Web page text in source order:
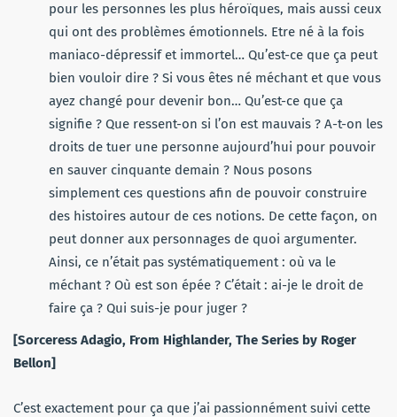
pour les personnes les plus héroïques, mais aussi ceux
qui ont des problèmes émotionnels. Etre né à la fois
maniaco-dépressif et immortel… Qu’est-ce que ça peut
bien vouloir dire ? Si vous êtes né méchant et que vous
ayez changé pour devenir bon… Qu’est-ce que ça
signifie ? Que ressent-on si l’on est mauvais ? A-t-on les
droits de tuer une personne aujourd’hui pour pouvoir
en sauver cinquante demain ? Nous posons
simplement ces questions afin de pouvoir construire
des histoires autour de ces notions. De cette façon, on
peut donner aux personnages de quoi argumenter.
Ainsi, ce n’était pas systématiquement : où va le
méchant ? Où est son épée ? C’était : ai-je le droit de
faire ça ? Qui suis-je pour juger ?
[Sorceress Adagio, From Highlander, The Series by Roger
Bellon]
C’est exactement pour ça que j’ai passionnément suivi cette